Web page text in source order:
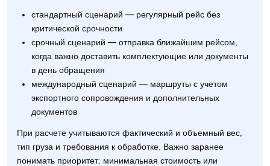
стандартный сценарий — регулярный рейс без
критической срочности
срочный сценарий — отправка ближайшим рейсом,
когда важно доставить комплектующие или документы
в день обращения
международный сценарий — маршруты с учетом
экспортного сопровождения и дополнительных
документов
При расчете учитываются фактический и объемный вес,
тип груза и требования к обработке. Важно заранее
понимать приоритет: минимальная стоимость или